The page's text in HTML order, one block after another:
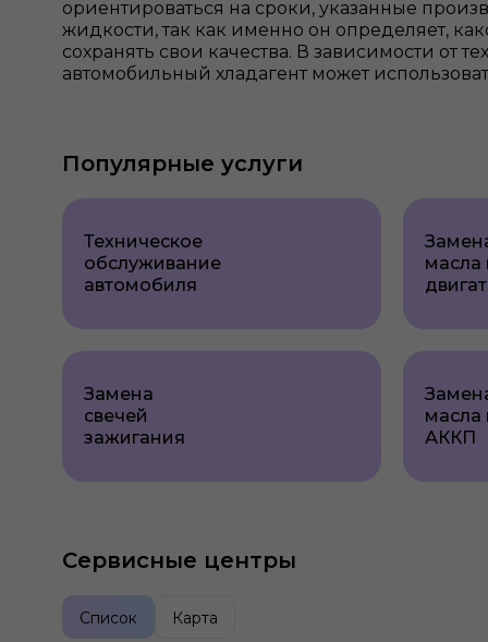
ориентироваться на сроки, указанные
жидкости, так как именно он определяет,
сохранять свои качества. В зависимости от
автомобильный хладагент может
Популярные услуги
Техническое
обслуживание
автомобиля
масла
Замена
свечей
зажигания
масла
АККП
Сервисные центры
Список Карта